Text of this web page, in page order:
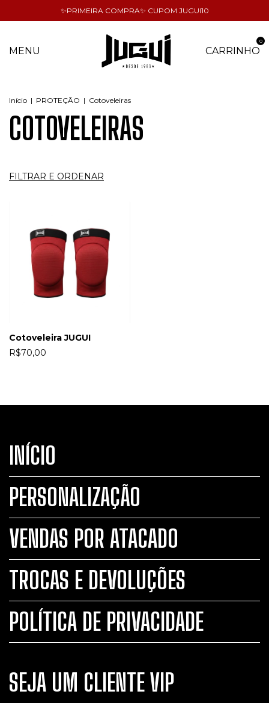
✨PRIMEIRA COMPRA✨ CUPOM JUGUI10
MENU CARRINHO
0
Início | PROTEÇÃO | Cotoveleiras
COTOVELEIRAS
FILTRAR E ORDENAR
Cotoveleira JUGUI
R$70,00
INÍCIO
PERSONALIZAÇÃO
VENDAS POR ATACADO
TROCAS E DEVOLUÇÕES
POLÍTICA DE PRIVACIDADE
SEJA UM CLIENTE VIP